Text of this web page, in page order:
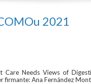
2021
Care Needs Views of
firmante: Ana Fernández